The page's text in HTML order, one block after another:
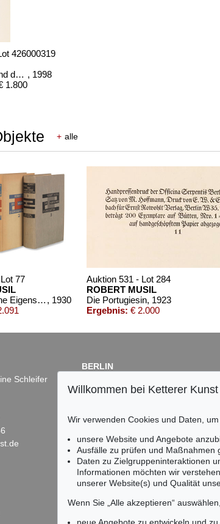
426000319
Harry Potter und der Stein der Weisen. Harry Potter und die Kammer des Schreckens. Signiert. , 1998
1.800
+ alle
77
Der Mann ohne Eigenschaften. 3 Bände , 1930
Auktion 531 - Lot 284
ROBERT MUSIL
Die Portugiesin, 1923
Ergebnis: € 2.000
983
Auktion 426 - Lot 923
ROBERT MUSIL
Grigia. Novelle. , 1923
€ 264
Auktion
Grigia
Schleifer
BERLIN
Fasanenstr. 70
Tel.: +49 (0)30 88 67 53-63
infoberlin@kettererkunst.de
Keine Auktion mehr
Wir informieren Sie
Willkommen bei Ketterer Kunst
Wir verwenden Cookies und Daten, um
unsere Website und Angebote
Ausfälle zu prüfen und Maßnahmen
Daten zu Zielgruppeninteraktionen
Informationen möchten wir
unserer Website(s) und Qualität
Wenn Sie „Alle akzeptieren“